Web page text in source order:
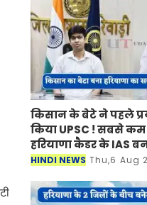
किसान के बेटे ने पहले
किया UPSC ! सबसे कम
हरियाणा कैडर के IAS
HINDI NEWS Thu,6 Aug